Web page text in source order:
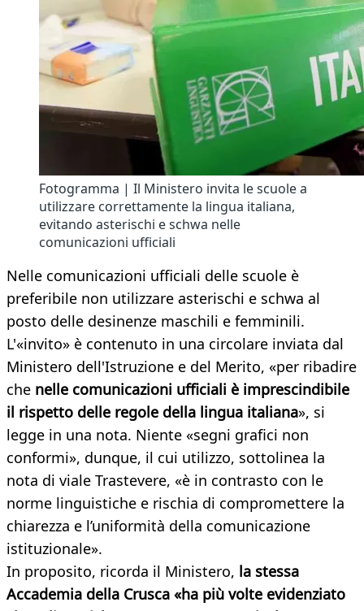
Fotogramma | Il Ministero invita le scuole a
utilizzare correttamente la lingua italiana,
evitando asterischi e schwa nelle
comunicazioni ufficiali
Nelle comunicazioni ufficiali delle scuole è
preferibile non utilizzare asterischi e schwa al
posto delle desinenze maschili e femminili.
L'«invito» è contenuto in una circolare inviata dal
Ministero dell'Istruzione e del Merito, «per ribadire
che nelle comunicazioni ufficiali è imprescindibile
il rispetto delle regole della lingua italiana», si
legge in una nota. Niente «segni grafici non
conformi», dunque, il cui utilizzo, sottolinea la
nota di viale Trastevere, «è in contrasto con le
norme linguistiche e rischia di compromettere la
chiarezza e l’uniformità della comunicazione
istituzionale».
In proposito, ricorda il Ministero, la stessa
Accademia della Crusca «ha più volte evidenziato